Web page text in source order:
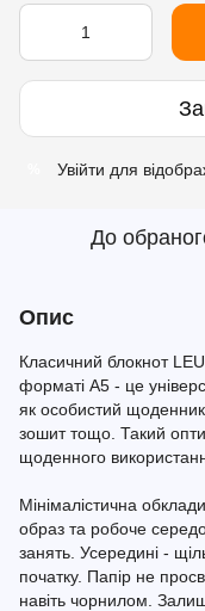
Увійти для
До
Опис
Класичний блокнот
форматі A5 - це
як особистий
зошит тощо. Такий
щоденного
Мінімалістична
образ та робоче
занять. Усередині -
початку. Папір не
навіть чорнилом.